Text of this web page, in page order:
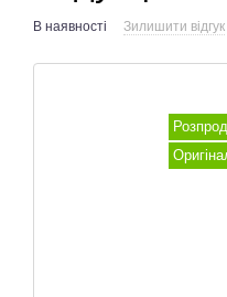
В наявності Зилишити відгук